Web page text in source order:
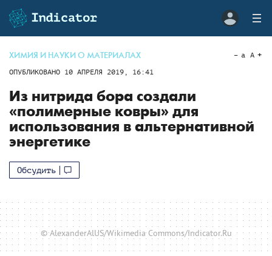
ХИМИЯ И НАУКИ О МАТЕРИАЛАХ
ОПУБЛИКОВАНО 10 АПРЕЛЯ 2019, 16:41
a A
Из нитрида бора создали
«полимерные ковры» для
использования в альтернативной
энергетике
Обсудить
© AlexanderAlUS/Wikimedia Commons/Indicator.Ru